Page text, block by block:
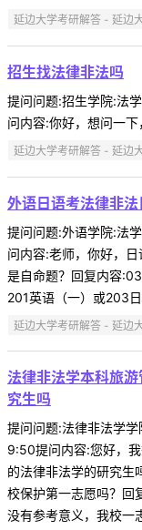
延边大学考研解答 - 延边
招生找法律非法吗
提问问题:招生学院:法
问内容:你好，想问一
延边大学考研解答 - 延边
外语日语考法律非
提问问题:外语学院:法
问内容:老师，你好，
是自命题？回复内容
201英语（一）或203
延边大学考研解答 - 延边
法律非法学本科旅
究生吗
提问问题:法律非法学
9:50提问内容:您好，
的法律非法学的研究生
校保护第一志愿吗？回
没有参考意义，我校一